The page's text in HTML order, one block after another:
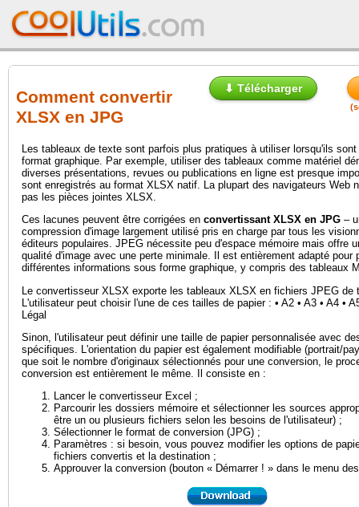
Comment convertir
XLSX en JPG
⬇ Télécharger
Les tableaux de texte sont parfois plus pratiques à utiliser lorsqu'ils
format graphique. Par exemple, utiliser des tableaux comme matériel
diverses présentations, revues ou publications en ligne est presque
sont enregistrés au format XLSX natif. La plupart des navigateurs Web
pas les pièces jointes XLSX.
Ces lacunes peuvent être corrigées en convertissant XLSX en JPG –
compression d'image largement utilisé pris en charge par tous les
éditeurs populaires. JPEG nécessite peu d'espace mémoire mais offre
qualité d'image avec une perte minimale. Il est entièrement adapté pour
différentes informations sous forme graphique, y compris des tableaux
Le convertisseur XLSX exporte les tableaux XLSX en fichiers JPEG de
L'utilisateur peut choisir l'une de ces tailles de papier : • A2 • A3 • A4 •
Légal
Sinon, l'utilisateur peut définir une taille de papier personnalisée avec
spécifiques. L'orientation du papier est également modifiable (portrait/
que soit le nombre d'originaux sélectionnés pour une conversion, le
conversion est entièrement le même. Il consiste en :
Lancer le convertisseur Excel ;
Parcourir les dossiers mémoire et sélectionner les sources
être un ou plusieurs fichiers selon les besoins de l'utilisateur) ;
Sélectionner le format de conversion (JPG) ;
Paramètres : si besoin, vous pouvez modifier les options de
fichiers convertis et la destination ;
Approuver la conversion (bouton « Démarrer ! » dans le menu